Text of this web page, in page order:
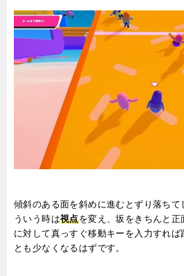
傾斜のある面を斜めに進むとずり落ち
ういう時は視点を変え、坂をきちんと
に対して真っすぐ移動キーを入力すれ
とも少なくなるはずです。